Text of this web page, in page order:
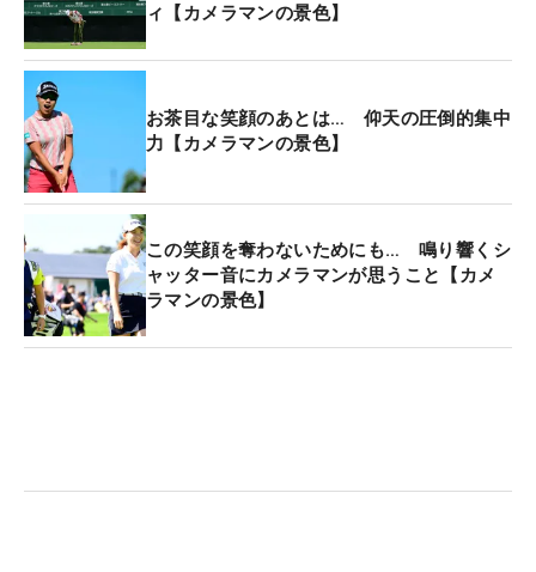
ィ【カメラマンの景色】
お茶目な笑顔のあとは… 仰天の圧倒的集中
力【カメラマンの景色】
この笑顔を奪わないためにも… 鳴り響くシ
ャッター音にカメラマンが思うこと【カメ
ラマンの景色】